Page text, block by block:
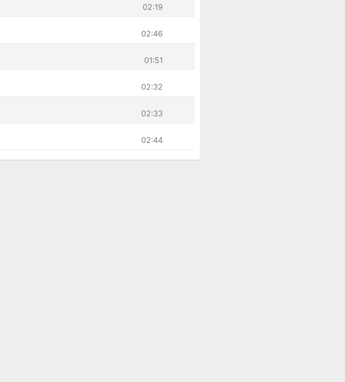
02:19
02:46
01:51
02:32
02:33
02:44